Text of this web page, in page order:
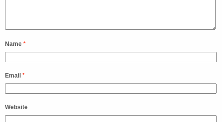
Name *
Email *
Website